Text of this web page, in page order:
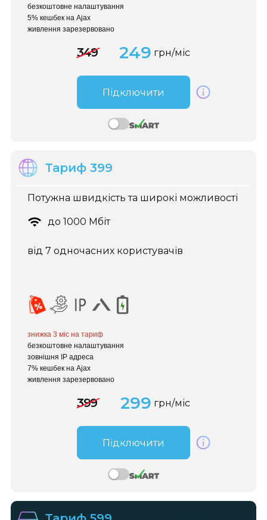
безкоштовне налаштування
5% кешбек на Ajax
живлення зарезервовано
349 249 грн/міс
Підключити
Тариф 399
Потужна швидкість та широкі можливості
до 1000 Мбіт
від 7 одночасних користувачів
знижка 3 міс на тариф
безкоштовне налаштування
зовнішня IP адреса
7% кешбек на Ajax
живлення зарезервовано
399 299 грн/міс
Підключити